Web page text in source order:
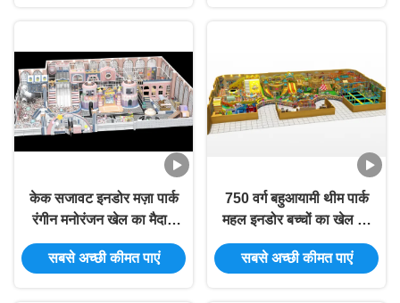
केक सजावट इनडोर मज़ा पार्क
रंगीन मनोरंजन खेल का मैदान
400 वर्ग
सबसे अच्छी कीमत पाएं
750 वर्ग बहुआयामी थीम पार्क
महल इनडोर बच्चों का खेल का
मैदान
सबसे अच्छी कीमत पाएं